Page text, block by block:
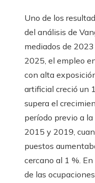
Uno de los
del análisis de
mediados de
2025, el empleo
con alta
artificial creció un
supera el
período previo a
2015 y 2019,
puestos
cercano al 1 %.
de las